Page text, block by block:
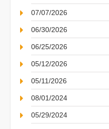
07/07/2026
06/30/2026
06/25/2026
05/12/2026
05/11/2026
08/01/2024
05/29/2024